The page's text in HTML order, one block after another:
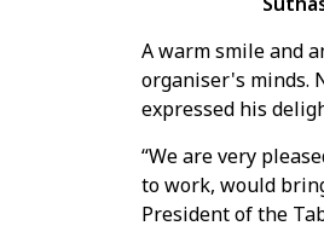
A warm smile and
organiser's minds.
expressed his
“We are very
to work, would
President of the